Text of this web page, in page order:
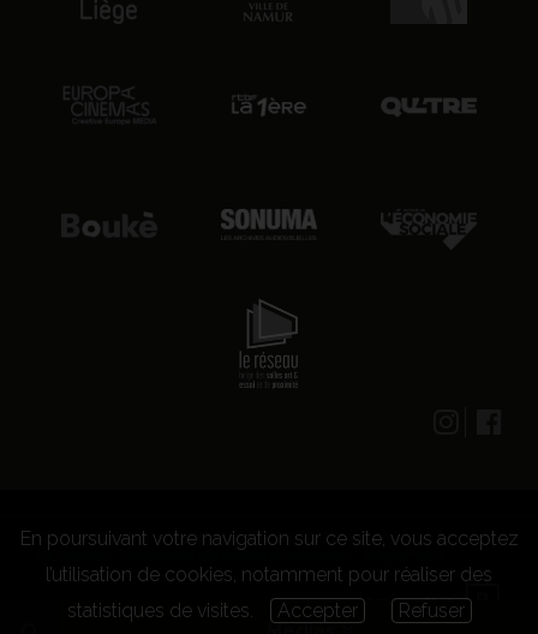
© 2026 CENTRE CULTUREL LES GRIGNOUX ASBL -
Kit presse
Conditions générales d'utilisation
concours
En poursuivant votre navigation sur ce site, vous acceptez
l’utilisation de cookies, notamment pour réaliser des
statistiques de visites.
Accepter Refuser